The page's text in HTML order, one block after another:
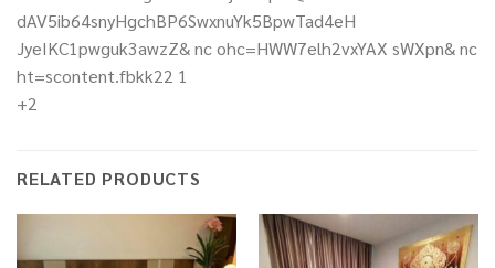
+2
RELATED PRODUCTS